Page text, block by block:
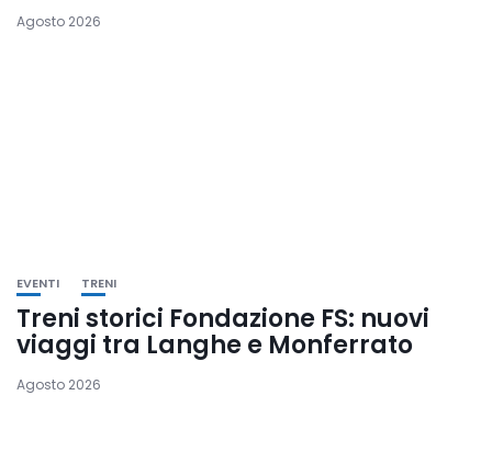
Agosto 2026
EVENTI TRENI
Treni storici Fondazione FS: nuovi
viaggi tra Langhe e Monferrato
Agosto 2026